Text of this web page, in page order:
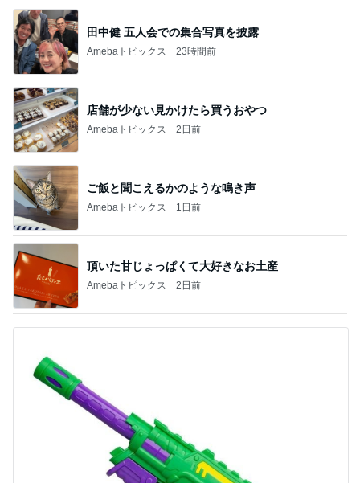
田中健 五人会での集合写真を披露
Amebaトピックス 23時間前
店舗が少ない見かけたら買うおやつ
Amebaトピックス 2日前
ご飯と聞こえるかのような鳴き声
Amebaトピックス 1日前
頂いた甘じょっぱくて大好きなお土産
Amebaトピックス 2日前